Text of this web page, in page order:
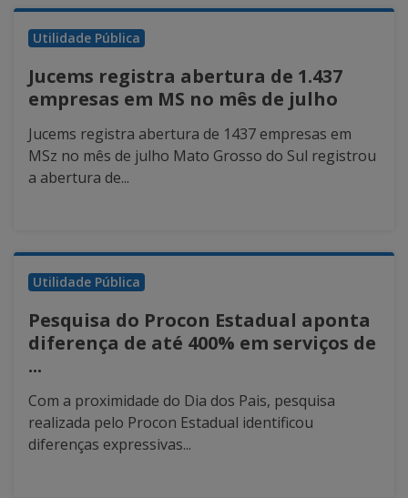
Utilidade Pública
Jucems registra abertura de 1.437
empresas em MS no mês de julho
Jucems registra abertura de 1437 empresas em
MSz no mês de julho Mato Grosso do Sul registrou
a abertura de...
Utilidade Pública
Pesquisa do Procon Estadual aponta
diferença de até 400% em serviços de
...
Com a proximidade do Dia dos Pais, pesquisa
realizada pelo Procon Estadual identificou
diferenças expressivas...